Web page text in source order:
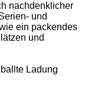
nachdenklicher
und
ein packendes
und
Ladung